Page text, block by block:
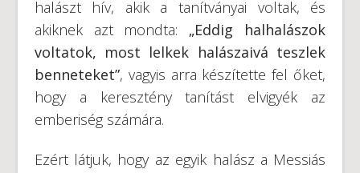
halászt hív, akik a tanítványai voltak, és
akiknek azt mondta: „Eddig halhalászok
voltatok, most lelkek halászaivá teszlek
benneteket”, vagyis arra készítette fel őket,
hogy a keresztény tanítást elvigyék az
emberiség számára.
Ezért látjuk, hogy az egyik halász a Messiás